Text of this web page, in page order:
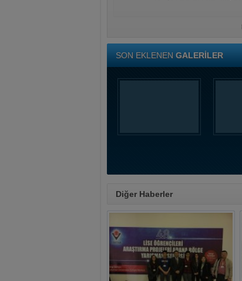
SON EKLENEN GALERİLER
Diğer Haberler